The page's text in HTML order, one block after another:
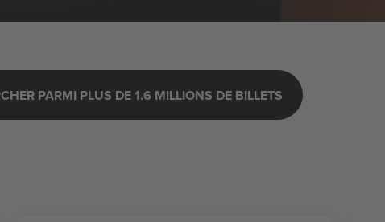
PARMI PLUS DE 1.6 MILLIONS DE BILLETS